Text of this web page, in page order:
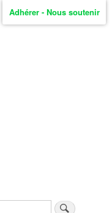
Adhérer - Nous soutenir